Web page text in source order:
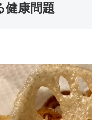
健康問題